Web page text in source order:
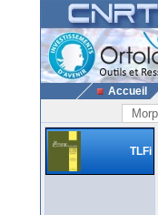
Accueil
TLFi